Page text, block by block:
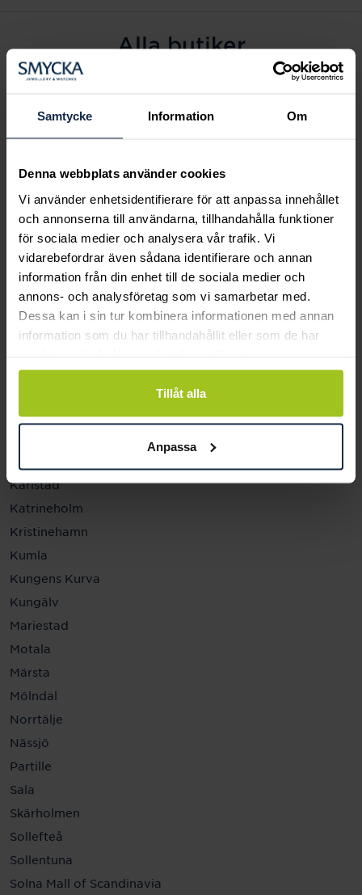
Samtycke Information Om
Denna webbplats använder cookies
Vi använder enhetsidentifierare för att anpassa innehållet
och annonserna till användarna, tillhandahålla funktioner
för sociala medier och analysera vår trafik. Vi
vidarebefordrar även sådana identifierare och annan
information från din enhet till de sociala medier och
annons- och analysföretag som vi samarbetar med.
Dessa kan i sin tur kombinera informationen med annan
information som du har tillhandahållit eller som de har
Tillåt alla
Anpassa
Alla butiker
Alingsås
Arvidsjaur
Eksjö
Fagersta
Farsta
Gävle
Halmstad
Halmstad Hallarna
Haninge
Helsingborg
Jönköping
Karlstad
Katrineholm
Kristinehamn
Kumla
Kungens Kurva
Kungälv
Mariestad
Motala
Märsta
Mölndal
Norrtälje
Nässjö
Partille
Sala
Skärholmen
Sollefteå
Sollentuna
Solna Mall of Scandinavia